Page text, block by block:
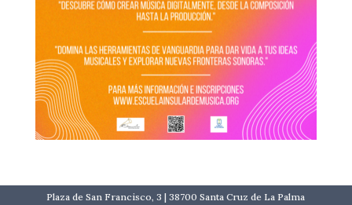
Plaza de San Francisco, 3 | 38700 Santa Cruz de La Palma